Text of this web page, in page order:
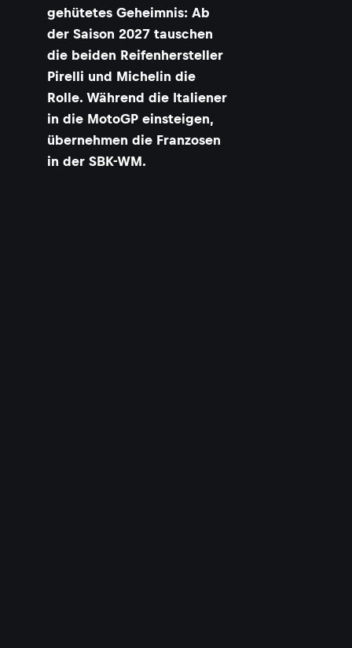
gehütetes Geheimnis: Ab
der Saison 2027 tauschen
die beiden Reifenhersteller
Pirelli und Michelin die
Rolle. Während die Italiener
in die MotoGP einsteigen,
übernehmen die Franzosen
in der SBK-WM.